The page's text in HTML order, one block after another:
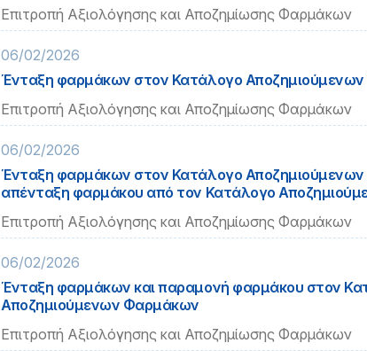
Επιτροπή Αξιολόγησης και Αποζημίωσης Φαρμάκων
06/02/2026
Ένταξη φαρμάκων στον Κατάλογο
Επιτροπή Αξιολόγησης και Αποζημίωσης Φαρμάκων
06/02/2026
Ένταξη φαρμάκων στον Κατάλογο
απένταξη φαρμάκου από τον Κατάλογο
Επιτροπή Αξιολόγησης και Αποζημίωσης Φαρμάκων
06/02/2026
Ένταξη φαρμάκων και παραμονή φαρμάκου στον
Αποζημιούμενων Φαρμάκων
Επιτροπή Αξιολόγησης και Αποζημίωσης Φαρμάκων